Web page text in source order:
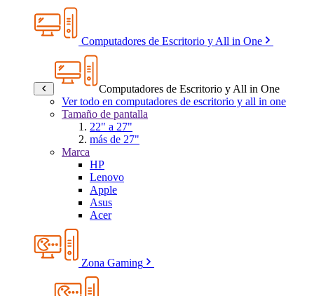
Computadores de Escritorio y All in One
Computadores de Escritorio y All in One
Ver todo en computadores de escritorio y all in one
Tamaño de pantalla
22" a 27"
más de 27"
Marca
HP
Lenovo
Apple
Asus
Acer
Zona Gaming